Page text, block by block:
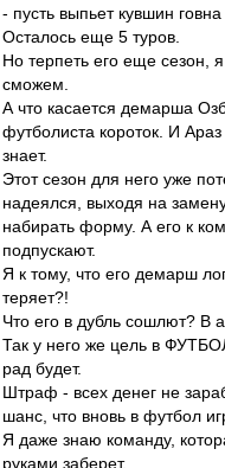
- пусть выпьет кувшин говна
Осталось еще 5 туров.
Но терпеть его еще сезон,
сможем.
А что касается демарша
футболиста короток. И
знает.
Этот сезон для него уже
надеялся, выходя на
набирать форму. А его к
подпускают.
Я к тому, что его демарш
теряет?!
Что его в дубль сошлют? В
Так у него же цель в
рад будет.
Штраф - всех денег не
шанс, что вновь в футбол
Я даже знаю команду,
руками заберет.